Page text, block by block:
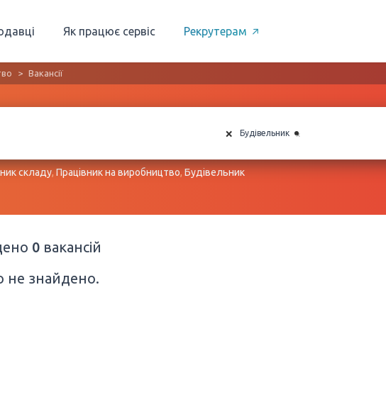
Як працює сервіс Рекрутерам
Вакансії
× ×
Будівельник
складу,Працівник на виробництво,Будівельник
0 вакансій
не знайдено.